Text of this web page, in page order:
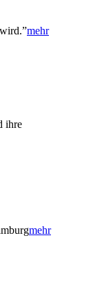
mehr
ihre
mehr